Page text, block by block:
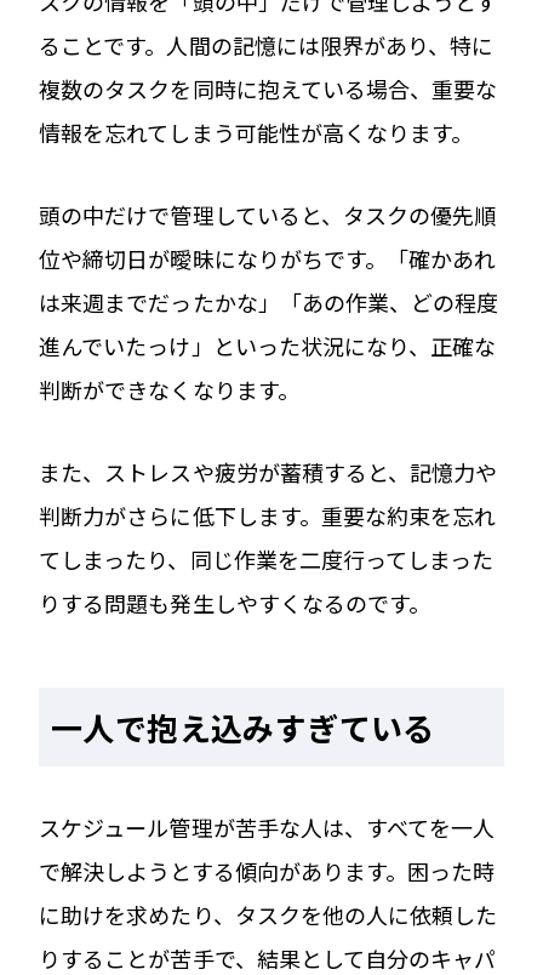
ることです。人間の記憶には限界があり、特に
複数のタスクを同時に抱えている場合、重要な
情報を忘れてしまう可能性が高くなります。
頭の中だけで管理していると、タスクの優先順
位や締切日が曖昧になりがちです。「確かあれ
は来週までだったかな」「あの作業、どの程度
進んでいたっけ」といった状況になり、正確な
判断ができなくなります。
また、ストレスや疲労が蓄積すると、記憶力や
判断力がさらに低下します。重要な約束を忘れ
てしまったり、同じ作業を二度行ってしまった
りする問題も発生しやすくなるのです。
一人で抱え込みすぎている
スケジュール管理が苦手な人は、すべてを一人
で解決しようとする傾向があります。困った時
に助けを求めたり、タスクを他の人に依頼した
りすることが苦手で、結果として自分のキャパ